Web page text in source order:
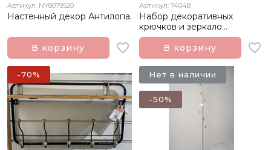
Артикул: NY8079520
Настенный декор Антилопа.
В корзину
Артикул: 74048
Набор декоративных
крючков и зеркало
"Марсель", серебро, 3шт
В корзину
-70% Нет в наличии
-50%